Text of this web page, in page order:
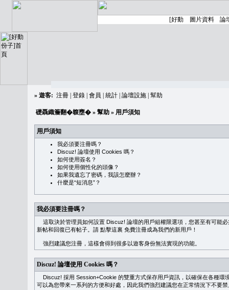
» 遊客: 注冊 登錄 會員 統計 論壇設施 幫助
礎聶織簷翻�䪖壅� » 幫助 » 用戶須知
用戶須知
我必須要注冊嗎？
Discuz! 論壇使用 Cookies 嗎？
如何使用簽名？
如何使用個性化的頭像？
如果我遺忘了密碼，我該怎麼辦？
什麼是“短消息”？
我必須要注冊嗎？
這取決於管理員如何設置 Discuz! 論壇的用戶組權限選項，您甚至有可能
新帖和回復已有帖子。請 點擊這裏 免費注冊成為我們的新用戶！
強烈建議您注冊，這樣會得到很多以遊客身份無法實現的功能。
Discuz! 論壇使用 Cookies 嗎？
Discuz! 採用 Session+Cookie 的雙重方式保存用戶資訊，以確保在各種環
可以為您帶來一系列的方便和好處，因此我們強烈建議您在正常情況下不要